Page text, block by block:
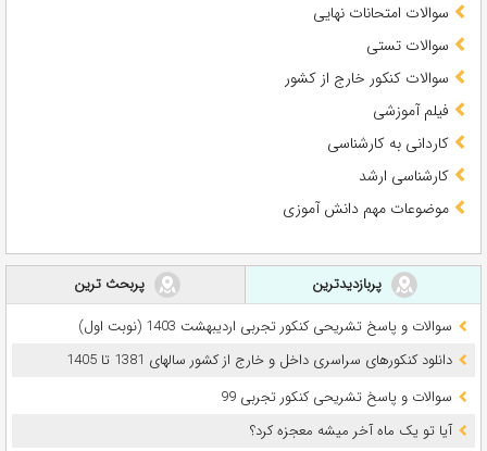
سوالات امتحانات نهایی
سوالات تستی
سوالات کنکور خارج از کشور
فیلم آموزشی
کاردانی به کارشناسی
کارشناسی ارشد
موضوعات مهم دانش آموزی
پربازدیدترین
پربحث ترین
سوالات و پاسخ تشریحی کنکور تجربی اردیبهشت 1403 (نوبت اول)
دانلود کنکورهای سراسری داخل و خارج از کشور سالهای 1381 تا 1405
سوالات و پاسخ تشریحی کنکور تجربی 99
آیا تو یک ماه آخر میشه معجزه کرد؟